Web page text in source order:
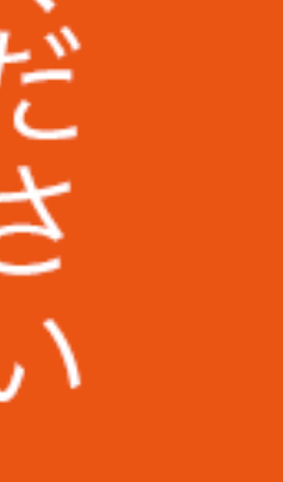
埼玉県立大学様
地方独立行政法人東京都健康長寿医療セ
コダマ樹脂工業株式会社様